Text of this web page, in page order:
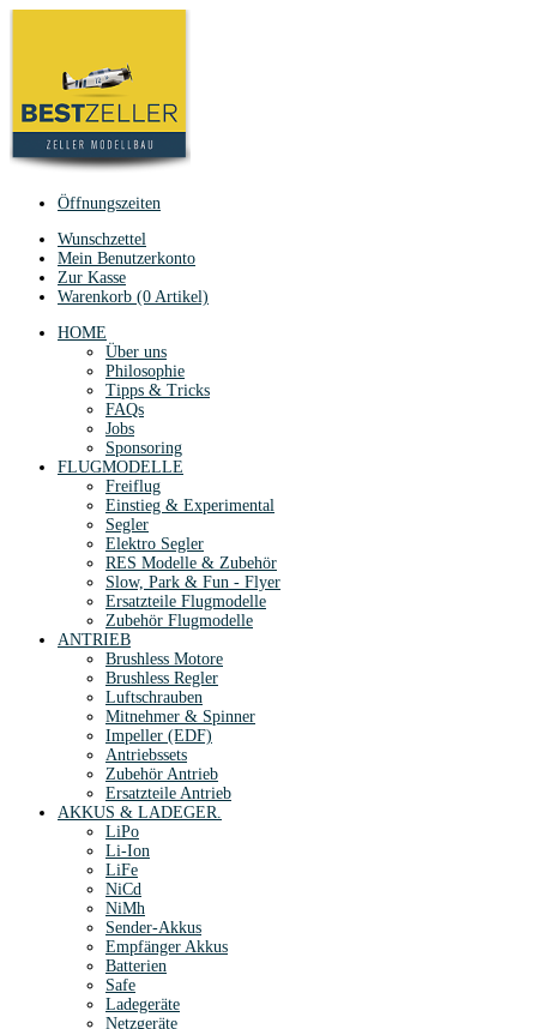
Öffnungszeiten
Wunschzettel
Mein Benutzerkonto
Zur Kasse
Warenkorb (0 Artikel)
HOME
Über uns
Philosophie
Tipps & Tricks
FAQs
Jobs
Sponsoring
FLUGMODELLE
Freiflug
Einstieg & Experimental
Segler
Elektro Segler
RES Modelle & Zubehör
Slow, Park & Fun - Flyer
Ersatzteile Flugmodelle
Zubehör Flugmodelle
ANTRIEB
Brushless Motore
Brushless Regler
Luftschrauben
Mitnehmer & Spinner
Impeller (EDF)
Antriebssets
Zubehör Antrieb
Ersatzteile Antrieb
AKKUS & LADEGER.
LiPo
Li-Ion
LiFe
NiCd
NiMh
Sender-Akkus
Empfänger Akkus
Batterien
Safe
Ladegeräte
Netzgeräte